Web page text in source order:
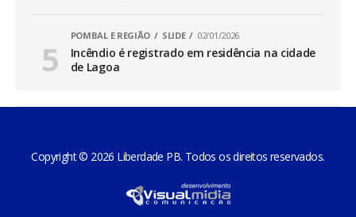
POMBAL E REGIÃO SLIDE 02/01/2026
Incêndio é registrado em residência na cidade
de Lagoa
Copyright © 2026 Liberdade PB. Todos os direitos reservados.